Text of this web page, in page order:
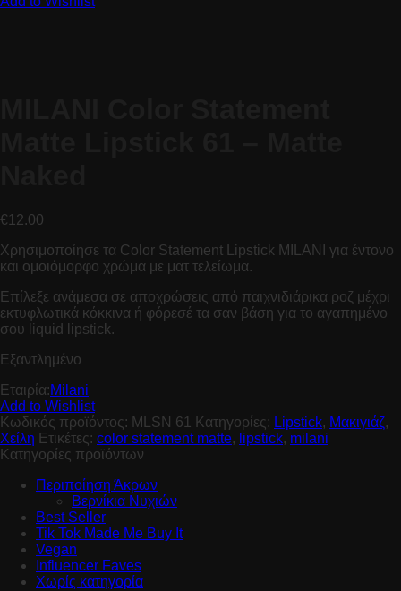
€12.00
Χρησιμοποίησε τα Color Statement Lipstick MILANI για έντονο
και ομοιόμορφο χρώμα με ματ τελείωμα.
Επίλεξε ανάμεσα σε αποχρώσεις από παιχνιδιάρικα ροζ μέχρι
εκτυφλωτικά κόκκινα ή φόρεσέ τα σαν βάση για το αγαπημένο
σου liquid lipstick.
Εξαντλημένο
Εταιρία:Milani
Add to Wishlist
Κωδικός προϊόντος: MLSN 61 Κατηγορίες: Lipstick, Μακιγιάζ,
Χείλη Ετικέτες: color statement matte, lipstick, milani
Κατηγορίες προϊόντων
Περιποίηση Άκρων
Βερνίκια Νυχιών
Best Seller
Tik Tok Made Me Buy It
Vegan
Influencer Faves
Χωρίς κατηγορία